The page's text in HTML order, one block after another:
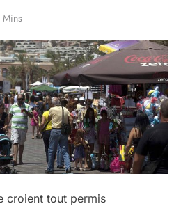
Mins
croient tout permis